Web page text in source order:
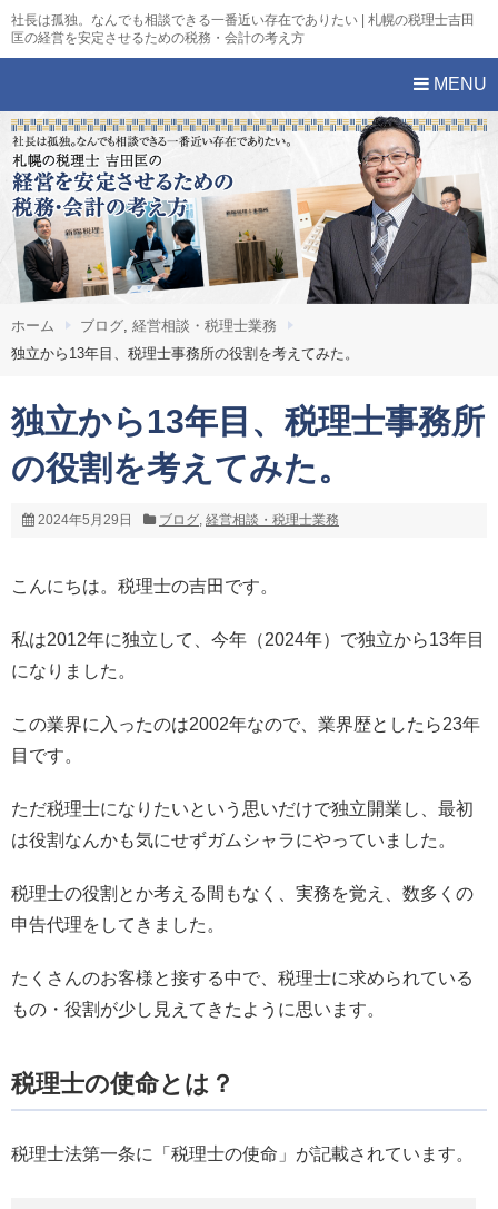
社長は孤独。なんでも相談できる一番近い存在でありたい | 札幌の税理士吉田
匡の経営を安定させるための税務・会計の考え方
MENU
ホーム ブログ 経営相談・税理士業務
独立から13年目、税理士事務所の役割を考えてみた。
独立から13年目、税理士事務所
の役割を考えてみた。
2024年5月29日 ブログ, 経営相談・税理士業務
こんにちは。税理士の吉田です。
私は2012年に独立して、今年（2024年）で独立から13年目
になりました。
この業界に入ったのは2002年なので、業界歴としたら23年
目です。
ただ税理士になりたいという思いだけで独立開業し、最初
は役割なんかも気にせずガムシャラにやっていました。
税理士の役割とか考える間もなく、実務を覚え、数多くの
申告代理をしてきました。
たくさんのお客様と接する中で、税理士に求められている
もの・役割が少し見えてきたように思います。
税理士の使命とは？
税理士法第一条に「税理士の使命」が記載されています。